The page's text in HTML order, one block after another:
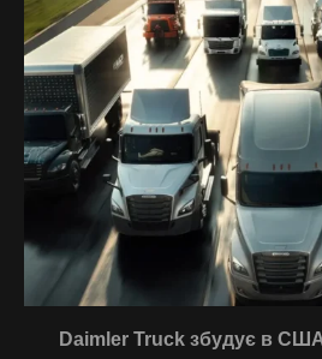
Daimler Truck збудує в